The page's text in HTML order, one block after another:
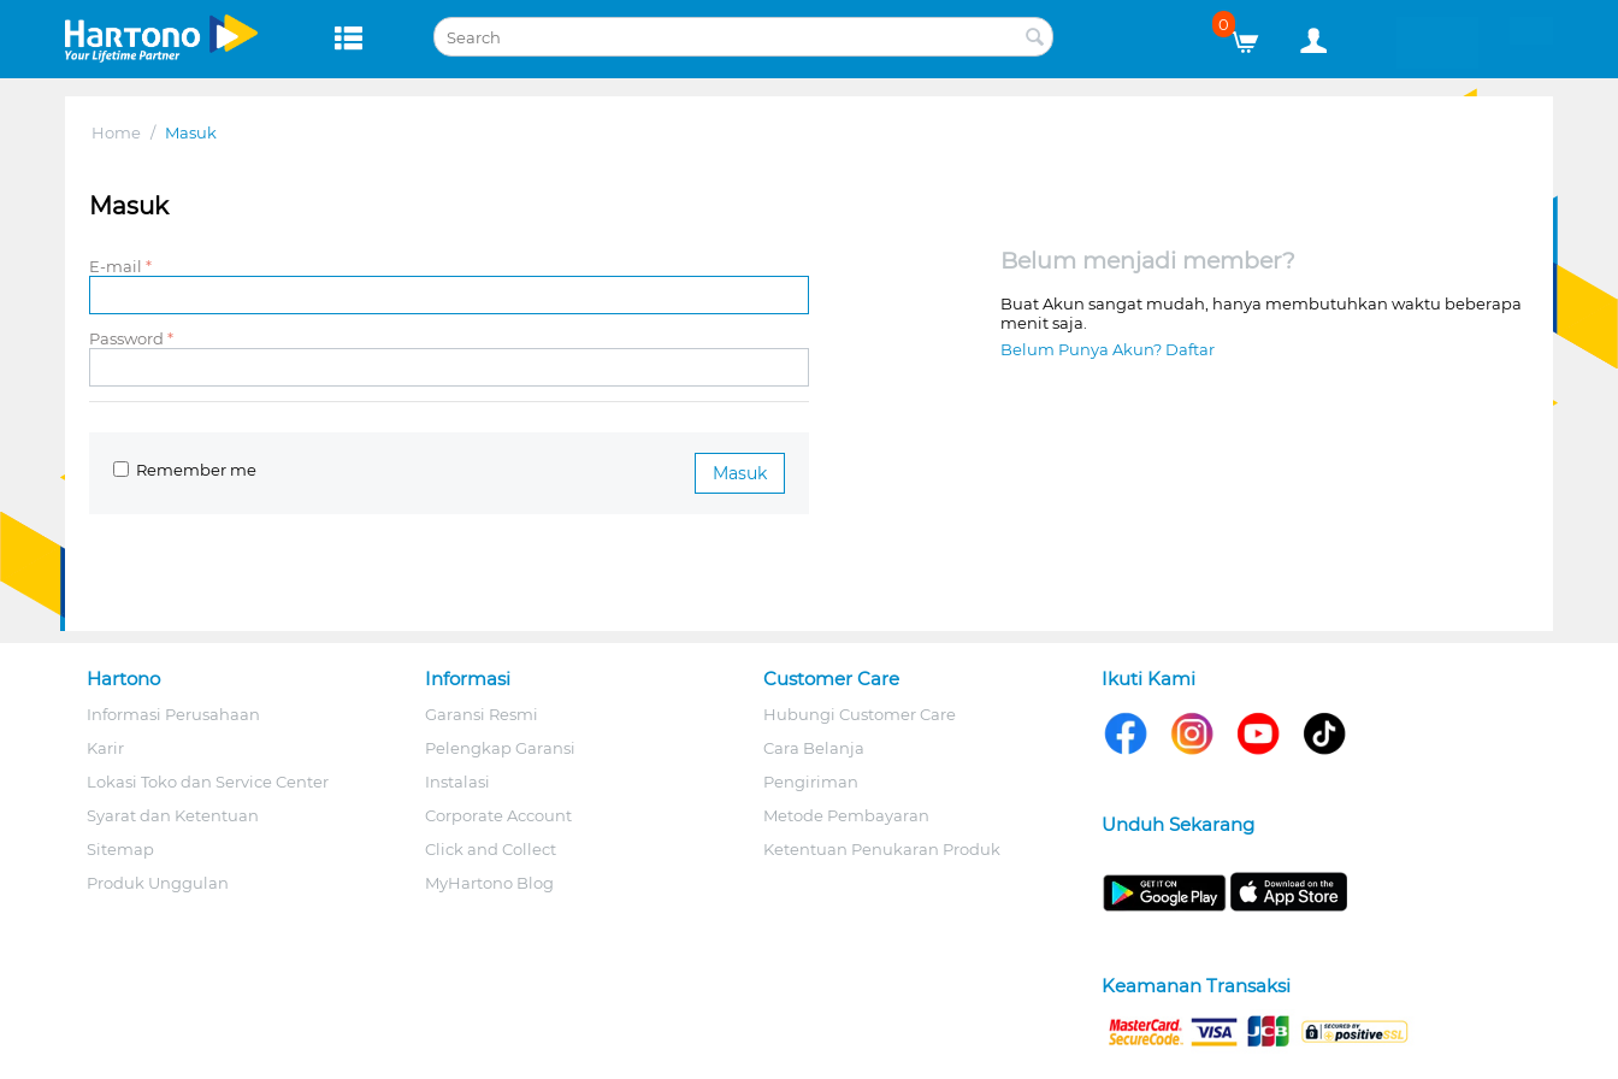
0
Home / Masuk
Masuk
E-mail
Password
Masuk
Remember me
Belum menjadi member?
Buat Akun sangat mudah, hanya membutuhkan waktu beberapa
menit saja.
Belum Punya Akun? Daftar
Hartono
Informasi Perusahaan
Karir
Lokasi Toko dan Service Center
Syarat dan Ketentuan
Sitemap
Produk Unggulan
Informasi
Garansi Resmi
Pelengkap Garansi
Instalasi
Corporate Account
Click and Collect
MyHartono Blog
Customer Care
Hubungi Customer Care
Cara Belanja
Pengiriman
Metode Pembayaran
Ketentuan Penukaran Produk
Ikuti Kami
Unduh Sekarang
Keamanan Transaksi